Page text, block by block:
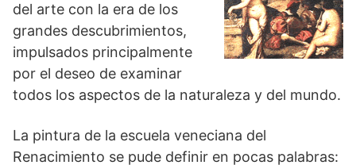
del arte con la era de los
grandes descubrimientos,
impulsados principalmente
por el deseo de examinar
todos los aspectos de la naturaleza y del mundo.
La pintura de la escuela veneciana del
Renacimiento se pude definir en pocas palabras: